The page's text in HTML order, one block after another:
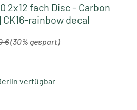
2x12 fach Disc - Carbon
rainbow decal
€(30% gespart)
verfügbar